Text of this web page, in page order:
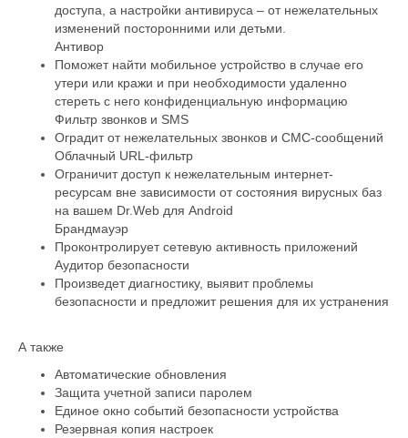
доступа, а настройки антивируса – от нежелательных
изменений посторонними или детьми.
Антивор
Поможет найти мобильное устройство в случае его
утери или кражи и при необходимости удаленно
стереть с него конфиденциальную информацию
Фильтр звонков и SMS
Оградит от нежелательных звонков и СМС-сообщений
Облачный URL-фильтр
Ограничит доступ к нежелательным интернет-
ресурсам вне зависимости от состояния вирусных баз
на вашем Dr.Web для Android
Брандмауэр
Проконтролирует сетевую активность приложений
Аудитор безопасности
Произведет диагностику, выявит проблемы
безопасности и предложит решения для их устранения
А также
Автоматические обновления
Защита учетной записи паролем
Единое окно событий безопасности устройства
Резервная копия настроек